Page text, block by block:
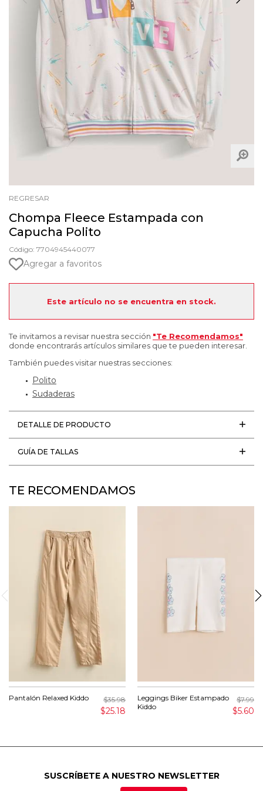
REGRESAR
Chompa Fleece Estampada con
Capucha Polito
Código: 7704945440077
Agregar a favoritos
Este artículo no se encuentra en stock.
Te invitamos a revisar nuestra sección "Te Recomendamos"
donde encontrarás artículos similares que te pueden interesar.
También puedes visitar nuestras secciones:
Polito
Sudaderas
DETALLE DE PRODUCTO
GUÍA DE TALLAS
TE RECOMENDAMOS
Pantalón Relaxed Kiddo $35.98
$25.18
Leggings Biker Estampado
Kiddo
$7.99
$5.60
SUSCRÍBETE A NUESTRO NEWSLETTER